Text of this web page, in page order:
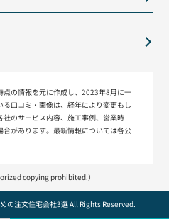
点の情報を元に作成し、2023年8月に一
口コミ・画像は、経年により変更もし
のサービス内容、施工事例、営業時
があります。最新情報については各公
copying prohibited.）
の注文住宅会社3選All Rights Reserved.